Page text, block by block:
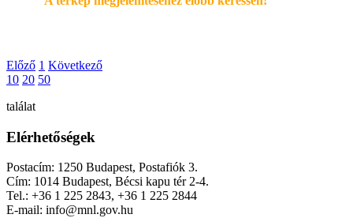
Előző 1 Következő
10 20 50
találat
Elérhetőségek
Postacím: 1250 Budapest, Postafiók 3.
Cím: 1014 Budapest, Bécsi kapu tér 2-4.
Tel.: +36 1 225 2843, +36 1 225 2844
E-mail: info@mnl.gov.hu